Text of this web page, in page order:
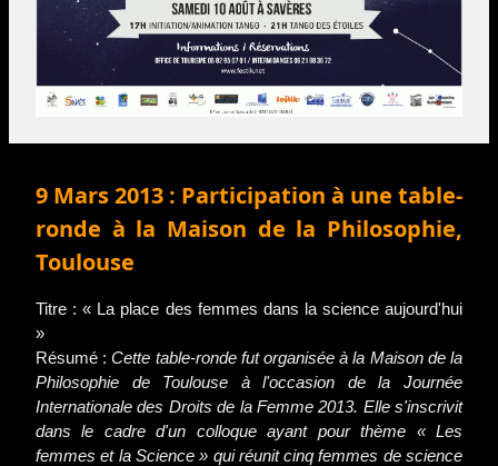
9 Mars 2013 : Participation à une table-
ronde à la Maison de la Philosophie,
Toulouse
Titre : « La place des femmes dans la science aujourd'hui
»
Résumé :Cette table-ronde fut organisée à la Maison de la
Philosophie de Toulouse à l'occasion de la Journée
Internationale des Droits de la Femme 2013. Elle s'inscrivit
dans le cadre d'un colloque ayant pour thème « Les
femmes et la Science » qui réunit cinq femmes de science